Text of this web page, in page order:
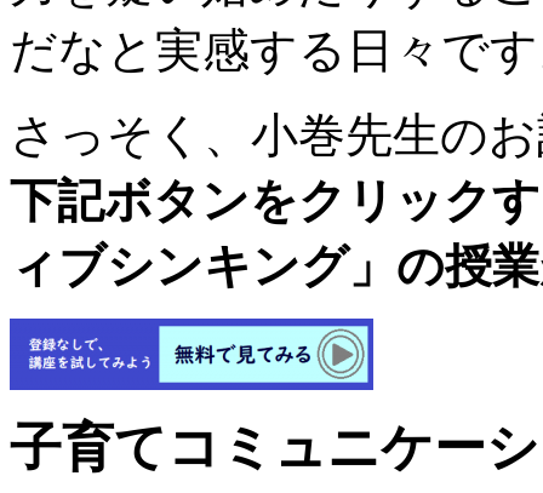
だなと実感する日々で
さっそく、小巻先生の
下記ボタンをクリック
ィブシンキング」の授
子育てコミュニケー